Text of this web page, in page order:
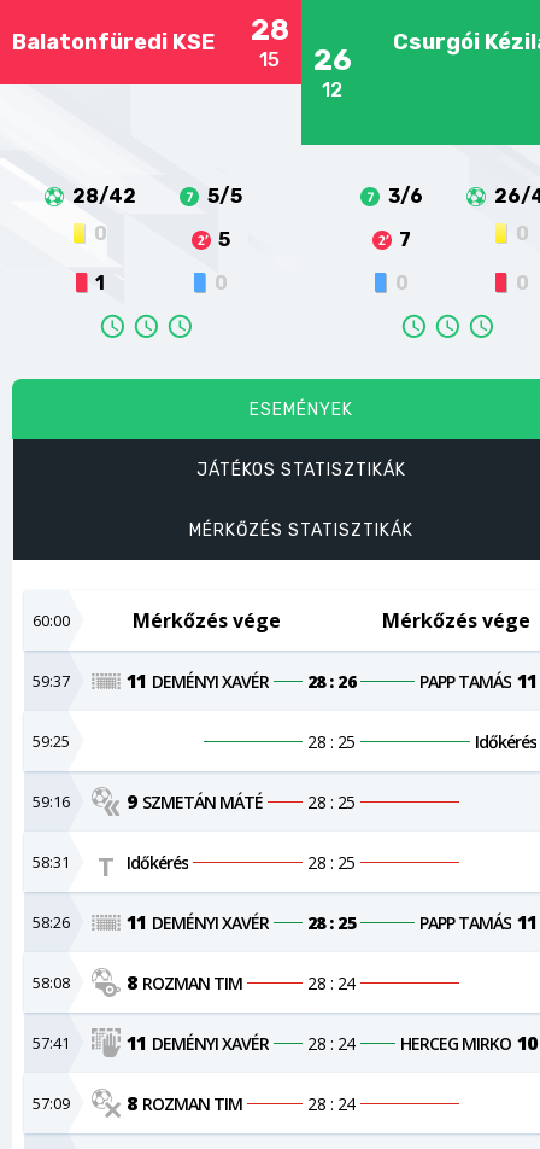
Balatonfüredi KSE 28
15 26
12
Csurgói
28/42
5/5
0
5
1
0
26/
3/6
0
7
0
0
ESEMÉNYEK
JÁTÉKOS STATISZTIKÁK
MÉRKŐZÉS STATISZTIKÁK
57:09 8 ROZMAN TIM 28 : 24
57:41 11 DEMÉNYI XAVÉR 28 : 24 HERCEG MIRKO 10
58:08 8 ROZMAN TIM 28 : 24
58:26 11 DEMÉNYI XAVÉR 28 : 25 PAPP TAMÁS 11
58:31 Időkérés 28 : 25
59:16 9 SZMETÁN MÁTÉ 28 : 25
59:25 28 : 25 Időkérés
59:37 11 DEMÉNYI XAVÉR 28 : 26 PAPP TAMÁS 11
60:00 Mérkőzés vége Mérkőzés vége